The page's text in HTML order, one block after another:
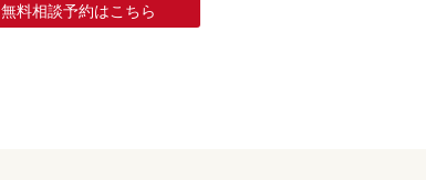
無料相談予約はこちら